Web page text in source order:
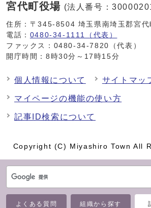
よくある質問 組織から探す
宮代町役場 (法人番号：
住所：〒345-8504 埼玉県南埼玉郡宮
電話： 0480-34-1111（代表）
ファックス：0480-34-7820（代表）
開庁時間：8時30分～17時15分
個人情報について サイトマッ
マイページの機能の使い方
記事ID検索について
Copyright (C) Miyashiro Town All